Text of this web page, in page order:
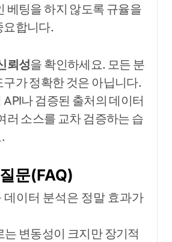
베팅을 하지 않도록 규율을
요합니다.
뢰성을 확인하세요. 모든 분
가 정확한 것은 아닙니다.
나 검증된 출처의 데이터
러 소스를 교차 검증하는 습
문(FAQ)
데이터 분석은 정말 효과가